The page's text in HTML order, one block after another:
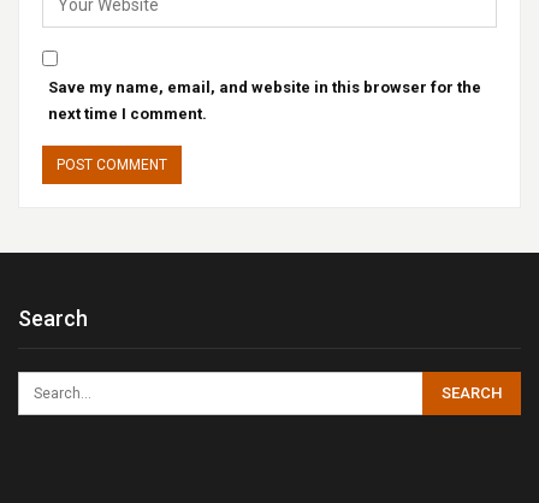
Save my name, email, and website in this browser for the
next time I comment.
Search